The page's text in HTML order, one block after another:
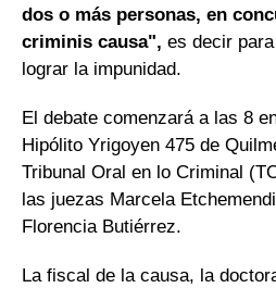
dos o más personas, en
criminis causa", es decir
lograr la impunidad.
El debate comenzará a las 8
Hipólito Yrigoyen 475 de
Tribunal Oral en lo Criminal
las juezas Marcela
Florencia Butiérrez.
La fiscal de la causa, la